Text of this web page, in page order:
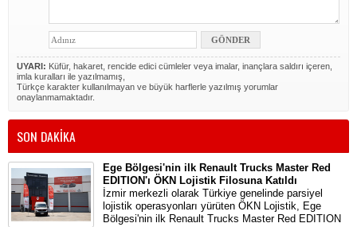
UYARI: Küfür, hakaret, rencide edici cümleler veya imalar, inançlara saldırı içeren,
imla kuralları ile yazılmamış,
Türkçe karakter kullanılmayan ve büyük harflerle yazılmış yorumlar
onaylanmamaktadır.
SON DAKİKA
Ege Bölgesi'nin ilk Renault Trucks Master Red
EDITION'ı ÖKN Lojistik Filosuna Katıldı
İzmir merkezli olarak Türkiye genelinde parsiyel
lojistik operasyonları yürüten ÖKN Lojistik, Ege
Bölgesi'nin ilk Renault Trucks Master Red EDITION